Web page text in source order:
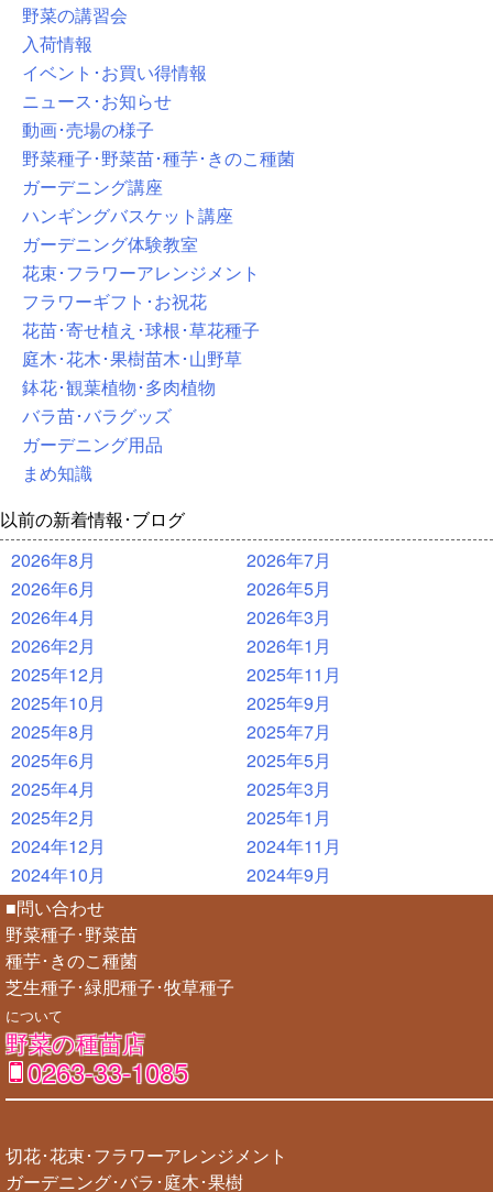
野菜の講習会
入荷情報
イベント･お買い得情報
ニュース･お知らせ
動画･売場の様子
野菜種子･野菜苗･種芋･きのこ種菌
ガーデニング講座
ハンギングバスケット講座
ガーデニング体験教室
花束･フラワーアレンジメント
フラワーギフト･お祝花
花苗･寄せ植え･球根･草花種子
庭木･花木･果樹苗木･山野草
鉢花･観葉植物･多肉植物
バラ苗･バラグッズ
ガーデニング用品
まめ知識
以前の新着情報･ブログ
2026年8月
2026年7月
2026年6月
2026年5月
2026年4月
2026年3月
2026年2月
2026年1月
2025年12月
2025年11月
2025年10月
2025年9月
2025年8月
2025年7月
2025年6月
2025年5月
2025年4月
2025年3月
2025年2月
2025年1月
2024年12月
2024年11月
2024年10月
2024年9月
■問い合わせ
野菜種子･野菜苗
種芋･きのこ種菌
芝生種子･緑肥種子･牧草種子
について
野菜の種苗店
0263-33-1085
切花･花束･フラワーアレンジメント
ガーデニング･バラ･庭木･果樹